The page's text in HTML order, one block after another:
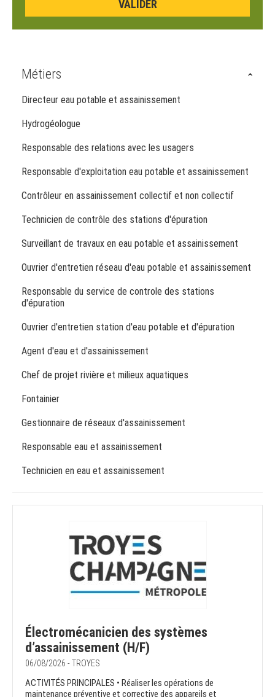
Métiers
Directeur eau potable et assainissement
Hydrogéologue
Responsable des relations avec les usagers
Responsable d'exploitation eau potable et assainissement
Contrôleur en assainissement collectif et non collectif
Technicien de contrôle des stations d'épuration
Surveillant de travaux en eau potable et assainissement
Ouvrier d'entretien réseau d'eau potable et assainissement
Responsable du service de controle des stations
d'épuration
Ouvrier d'entretien station d'eau potable et d'épuration
Agent d'eau et d'assainissement
Chef de projet rivière et milieux aquatiques
Fontainier
Gestionnaire de réseaux d'assainissement
Responsable eau et assainissement
Technicien en eau et assainissement
Électromécanicien des systèmes
d’assainissement (H/F)
06/08/2026 - TROYES
ACTIVITÉS PRINCIPALES • Réaliser les opérations de
maintenance préventive et corrective des appareils et